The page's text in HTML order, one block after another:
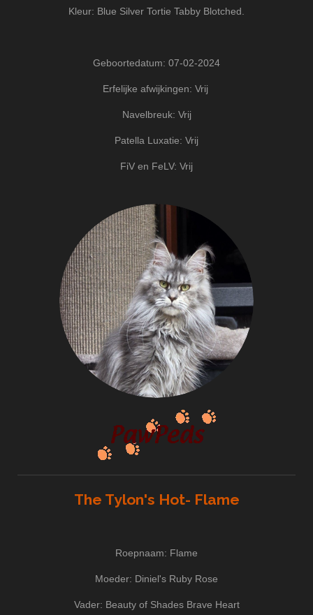
Kleur: Blue Silver Tortie Tabby Blotched.
Geboortedatum: 07-02-2024
Erfelijke afwijkingen: Vrij
Navelbreuk: Vrij
Patella Luxatie: Vrij
FiV en FeLV: Vrij
The Tylon's Hot- Flame
Roepnaam: Flame
Moeder: Diniel's Ruby Rose
Vader: Beauty of Shades Brave Heart